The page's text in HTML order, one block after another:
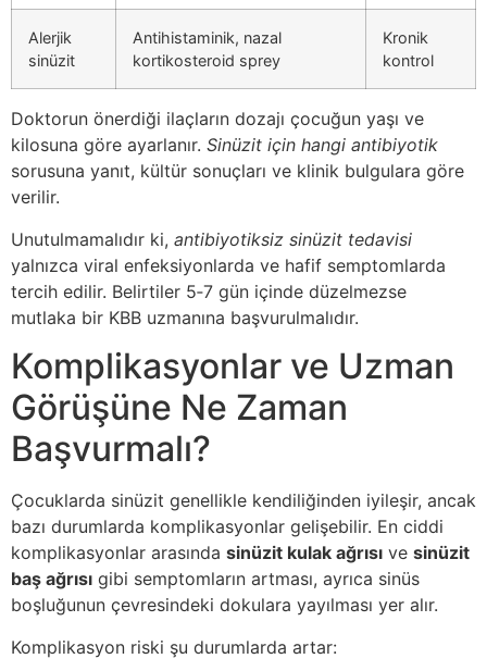
Alerjik
sinüzit
Antihistaminik, nazal
kortikosteroid sprey
Kronik
kontrol
Doktorun önerdiği ilaçların dozajı çocuğun yaşı ve
kilosuna göre ayarlanır. Sinüzit için hangi antibiyotik
sorusuna yanıt, kültür sonuçları ve klinik bulgulara göre
verilir.
Unutulmamalıdır ki, antibiyotiksiz sinüzit tedavisi
yalnızca viral enfeksiyonlarda ve hafif semptomlarda
tercih edilir. Belirtiler 5‑7 gün içinde düzelmezse
mutlaka bir KBB uzmanına başvurulmalıdır.
Komplikasyonlar ve Uzman
Görüşüne Ne Zaman
Başvurmalı?
Çocuklarda sinüzit genellikle kendiliğinden iyileşir, ancak
bazı durumlarda komplikasyonlar gelişebilir. En ciddi
komplikasyonlar arasında sinüzit kulak ağrısı ve sinüzit
baş ağrısı gibi semptomların artması, ayrıca sinüs
boşluğunun çevresindeki dokulara yayılması yer alır.
Komplikasyon riski şu durumlarda artar: